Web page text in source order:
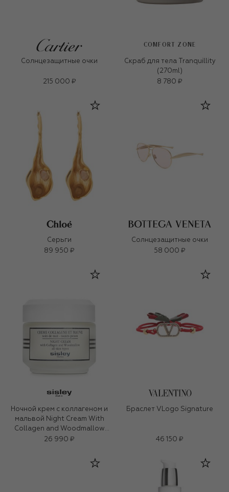
Солнцезащитные очки
215 000 ₽
COMFORT ZONE
Скраб для тела Tranquillity
(270ml)
8 780 ₽
Серьги
89 950 ₽
Солнцезащитные очки
58 000 ₽
Ночной крем с коллагеном и
мальвой Night Cream With
Collagen and Woodmallow
(50ml)
26 990 ₽
Браслет VLogo Signature
46 150 ₽